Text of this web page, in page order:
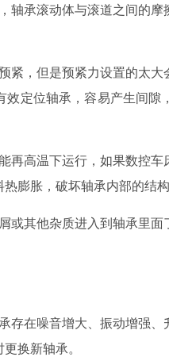
轴承滚动体与滚道之间的
紧，但是预紧力设置的太
定位轴承，容易产生间隙
再高温下运行，如果数控
膨胀，破坏轴承内部的结
或其他杂质进入到轴承里
存在噪音增大、振动增强、
换新轴承。